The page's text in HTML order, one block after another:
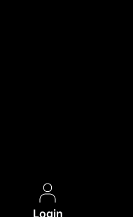
Login